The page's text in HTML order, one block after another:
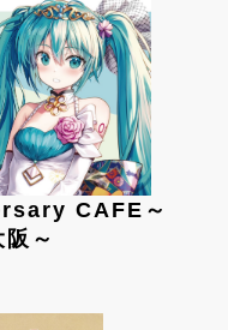
CAFE～
～